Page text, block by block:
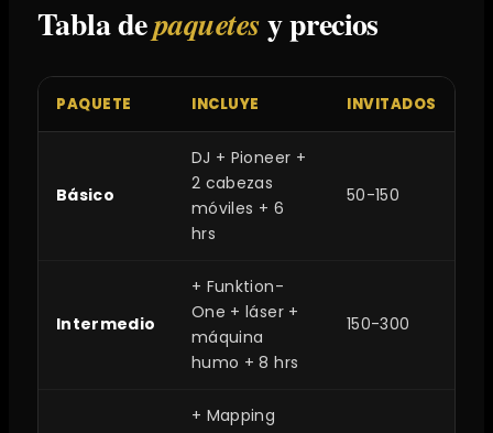
Tabla depaquetesy precios
PAQUETE INCLUYE INVITADOS
Básico
DJ + Pioneer +
2 cabezas
móviles + 6
hrs
50-150
Intermedio
+ Funktion-
One + láser +
máquina
humo + 8 hrs
150-300
+ Mapping